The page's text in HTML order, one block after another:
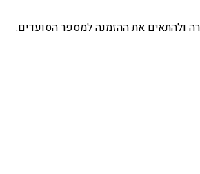
ולהתאים את ההזמנה למספר הסועדים.